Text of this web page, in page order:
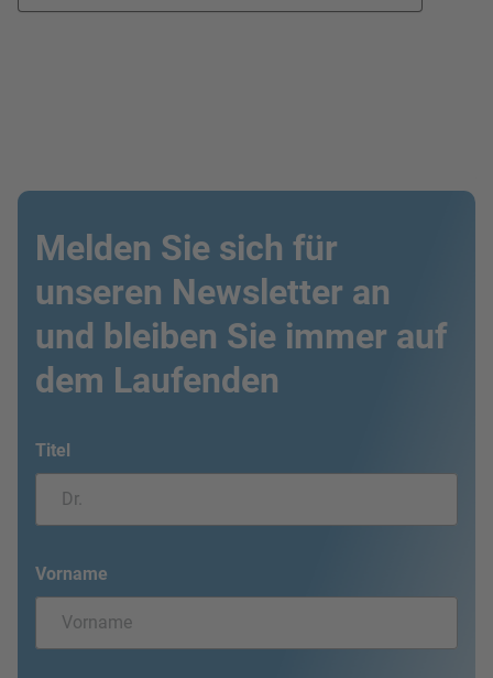
Melden Sie sich für
unseren Newsletter an
und bleiben Sie immer auf
dem Laufenden
Titel
Vorname